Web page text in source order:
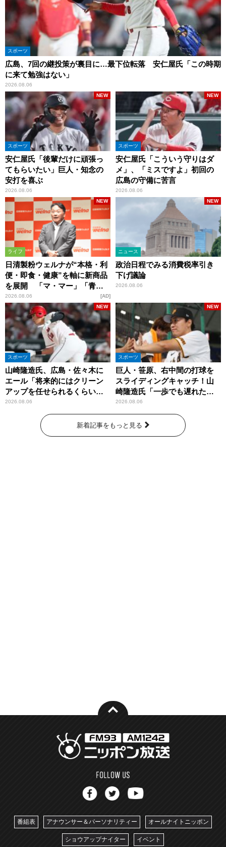
スポーツ
広島、7回の継投策が裏目に…最下位転落 安仁屋氏「この時期
に来て勉強はない」
2026.08.06
スポーツ
安仁屋氏「後輩だけに頑張っ
てもらいたい」巨人・知念の
安打を喜ぶ
2026.08.06
NEW
スポーツ
安仁屋氏「こういう守りはダ
メ」、「ミスですよ」初回の
広島の守備に苦言
2026.08.06
NEW
ライフ
日清製粉ウェルナが“本格・利
便・即食・健康”を軸に新商品
を展開 「マ・マー」「青の
洞窟」ブランドを強化
2026.08.06
NEW
AD
ニュース
政治日程でみる消費税率引き
下げ議論
2026.08.06
NEW
スポーツ
山崎隆造氏、広島・佐々木に
エール「将来的にはクリーン
アップを任せられるくらいま
では成長して」
2026.08.06
NEW
スポーツ
巨人・笹原、右中間の打球を
スライディングキャッチ！山
崎隆造氏「一歩でも遅れた
ら…」
2026.08.06
NEW
新着記事をもっと見る
番組表 アナウンサー＆パーソナリティー オールナイトニッポン
ショウアップナイター イベント